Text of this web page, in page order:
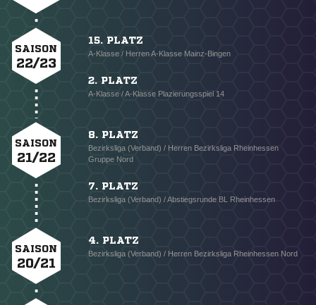
SAISON
22/23
15. PLATZ
A-Klasse / Herren A-Klasse Mainz-Bingen
2. PLATZ
A-Klasse / A-Klasse Plazierungsspiel 14
SAISON
21/22
8. PLATZ
Bezirksliga (Verband) / Herren Bezirksliga Rheinhessen
Gruppe Nord
7. PLATZ
Bezirksliga (Verband) / Abstiegsrunde BL Rheinhessen
SAISON
20/21
4. PLATZ
Bezirksliga (Verband) / Herren Bezirksliga Rheinhessen Nord